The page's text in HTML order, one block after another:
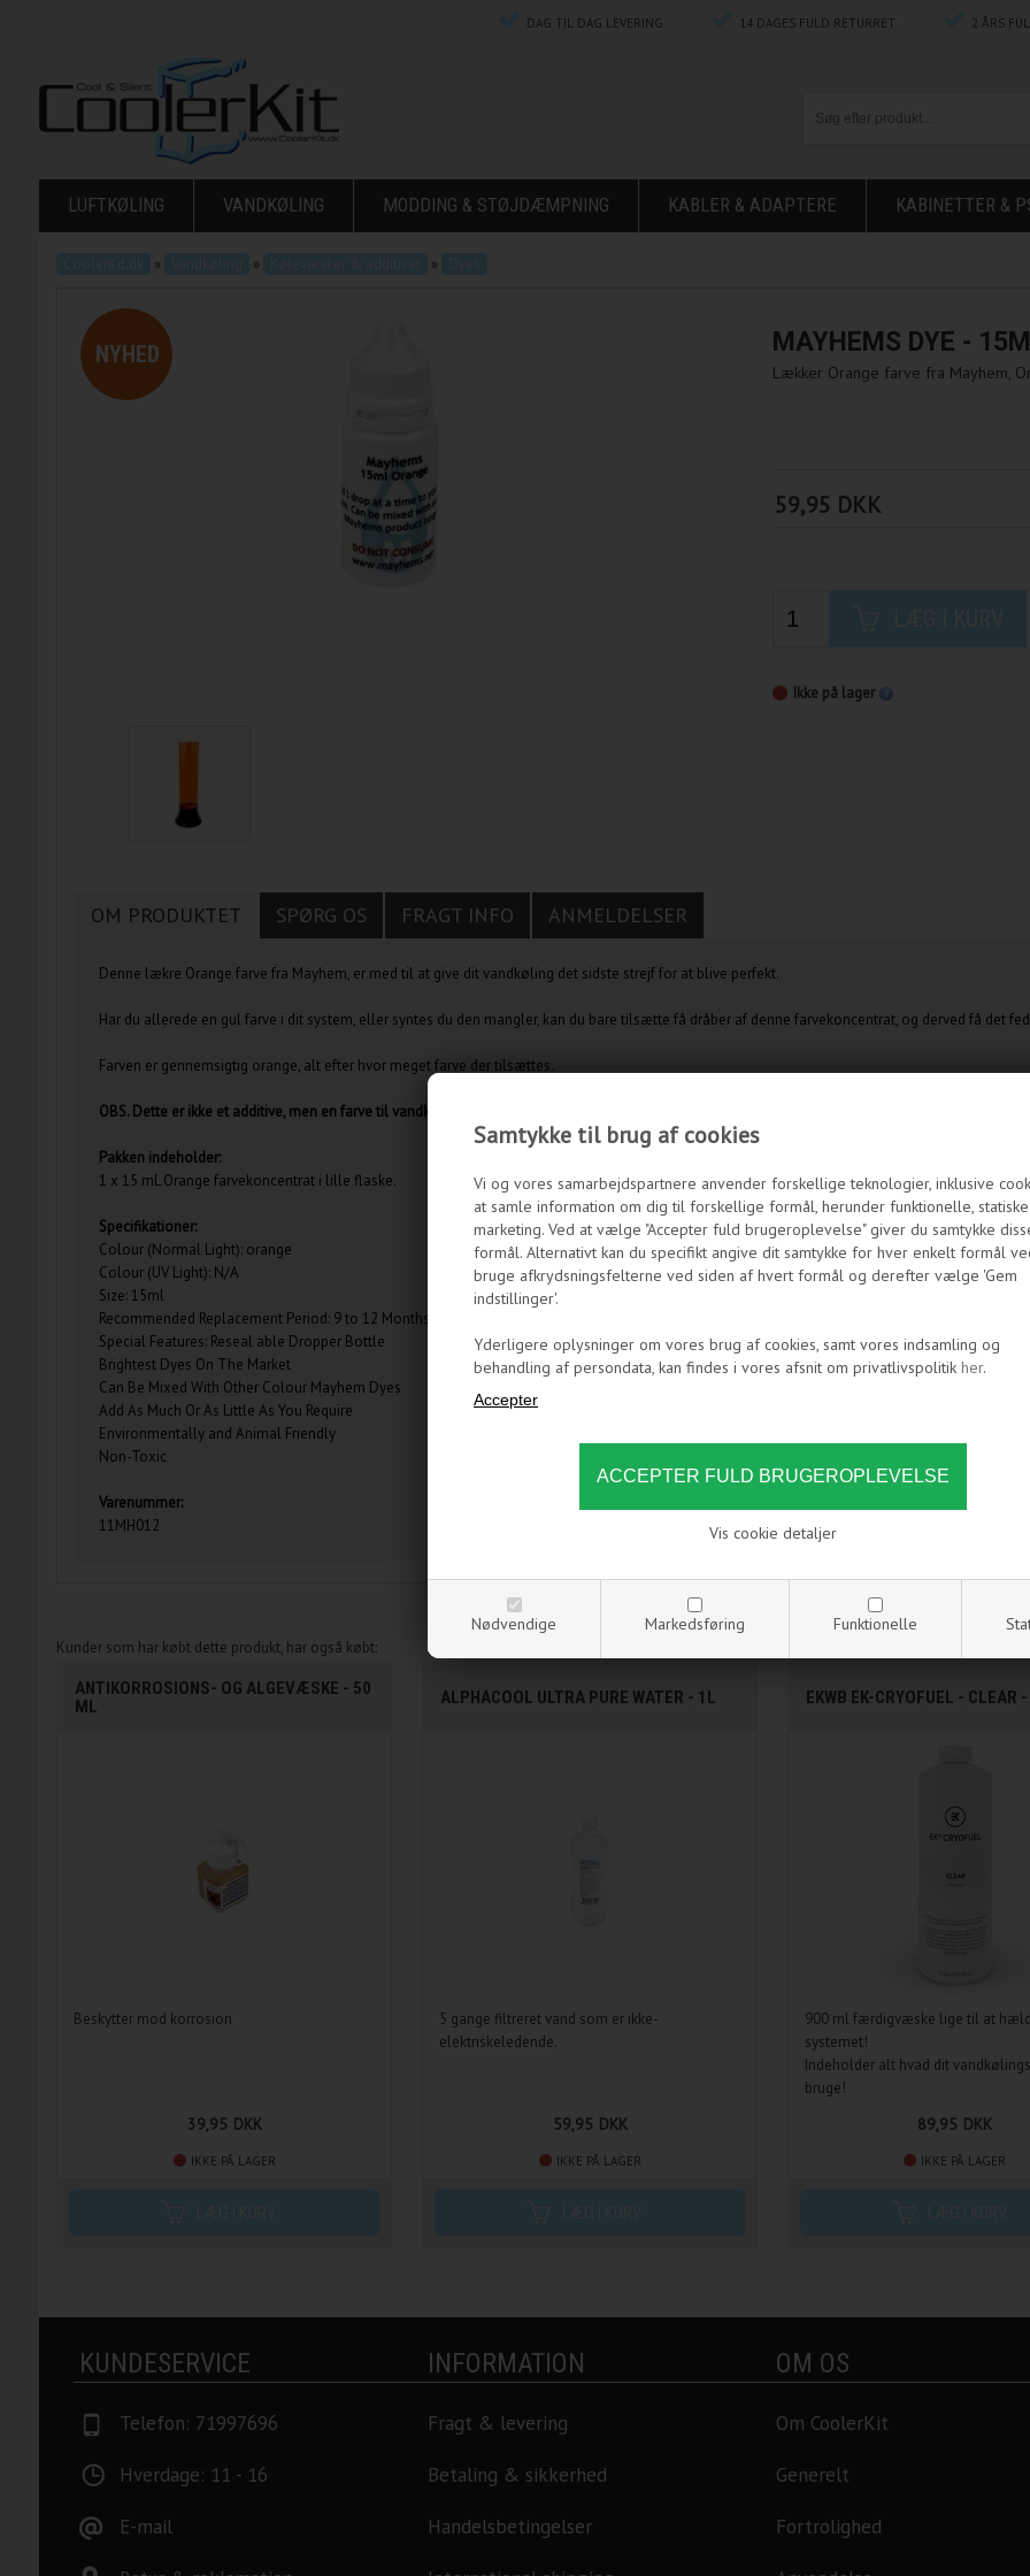
Samtykke til brug af cookies
Vi og vores samarbejdspartnere anvender forskellige teknologier, inklusive
at samle information om dig til forskellige formål, herunder funktionelle,
marketing. Ved at vælge "Accepter fuld brugeroplevelse" giver du samtykke
formål. Alternativt kan du specifikt angive dit samtykke for hver enkelt formål
bruge afkrydsningsfelterne ved siden af hvert formål og derefter vælge 'Gem
indstillinger'.
Yderligere oplysninger om vores brug af cookies, samt vores indsamling og
behandling af persondata, kan findes i vores afsnit om privatlivspolitik her.
Nødvendige Markedsføring Funktionelle
Vis cookie detaljer
DAG TIL DAG LEVERING 14 DAGES FULD RETURRET 2 ÅRS
LUFTKØLING VANDKØLING MODDING & STØJDÆMPNING KABLER & ADAPTERE KABINETTER &
» » »
NYHED MAYHEMS DYE -
Lækker Orange farve fra Mayhem,
59,95 DKK
Ikke på lager
OM PRODUKTET SPØRG OS FRAGT INFO ANMELDELSER
Denne lækre Orange farve fra Mayhem, er med til at give dit vandkøling det sidste strejf for at blive perfekt.
Har du allerede en gul farve i dit system, eller syntes du den mangler, kan du bare tilsætte få dråber af denne farvekoncentrat, og derved få det
Farven er gennemsigtig orange, alt efter hvor meget farve der tilsættes.
OBS. Dette er ikke et additive, men en farve til vandkølingsloop.
Pakken indeholder:
1 x 15 mL Orange farvekoncentrat i lille flaske.
Specifikationer:
Colour (Normal Light): orange
Colour (UV Light): N/A
Size: 15ml
Recommended Replacement Period: 9 to 12 Months
Special Features: Reseal able Dropper Bottle
Brightest Dyes On The Market
Can Be Mixed With Other Colour Mayhem Dyes
Add As Much Or As Little As You Require
Environmentally and Animal Friendly
Non-Toxic
Varenummer:
11MH012
Kunder som har købt dette produkt, har også købt:
ANTIKORROSIONS- OG ALGEVÆSKE - 50
ML
Beskytter mod korrosion
39,95 DKK
IKKE PÅ LAGER
ALPHACOOL ULTRA PURE WATER - 1L
5 gange filtreret vand som er ikke-
elektriskeledende.
59,95 DKK
IKKE PÅ LAGER
EKWB EK-CRYOFUEL - CLEAR
900 ml færdigvæske lige til at
systemet!
Indeholder alt hvad dit
bruge!
89,95 DKK
IKKE PÅ LAGER
KUNDESERVICE
Telefon: 71997696
Hverdage: 11 - 16
E-mail
INFORMATION
Fragt & levering
Betaling & sikkerhed
Handelsbetingelser
OM OS
Om CoolerKit
Generelt
Fortrolighed